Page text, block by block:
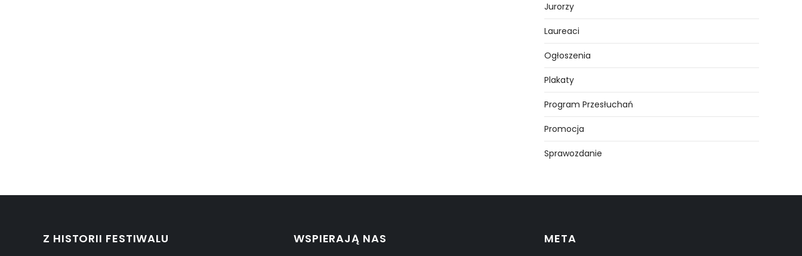
Jurorzy
Laureaci
Ogłoszenia
Plakaty
Program Przesłuchań
Promocja
Sprawozdanie
Z HISTORII FESTIWALU WSPIERAJĄ NAS META